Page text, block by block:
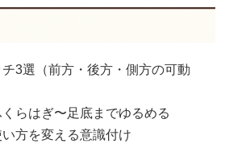
3選（前方・後方・側方の可動
らはぎ〜足底までゆるめる
方を変える意識付け